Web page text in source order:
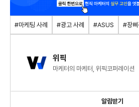
#마케팅 사례 #광고 사례 #ASUS #장삐
위픽
마케터의 마케터, 위픽코퍼레이션
알림받기